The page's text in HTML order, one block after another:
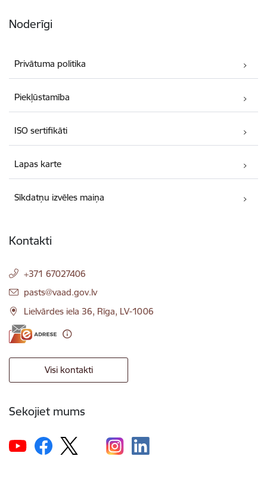
Noderīgi
Privātuma politika
Piekļūstamība
ISO sertifikāti
Lapas karte
Sīkdatņu izvēles maiņa
Kontakti
+371 67027406
E-pasts:
pasts@vaad.gov.lv
Lielvārdes iela 36, Rīga, LV-1006
Visi kontakti
Sekojiet mums